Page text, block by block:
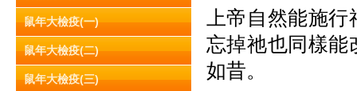
鼠年大檢疫(一)
鼠年大檢疫(二)
鼠年大檢疫(三)
上帝自然能施
忘掉祂也同樣能
如昔。